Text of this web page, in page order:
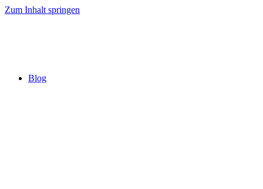
Zum Inhalt springen
Blog